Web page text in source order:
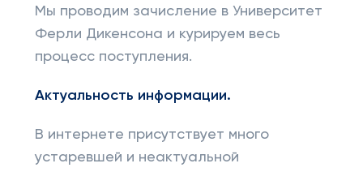
Мы проводим зачисление в Университет
Ферли Дикенсона и курируем весь
процесс поступления.
Актуальность информации.
В интернете присутствует много
устаревшей и неактуальной